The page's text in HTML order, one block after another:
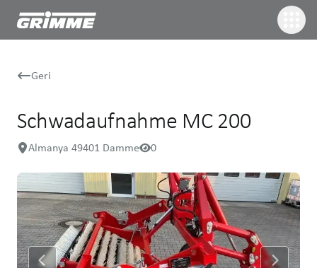
Geri
Schwadaufnahme MC 200
Almanya 49401 Damme 0